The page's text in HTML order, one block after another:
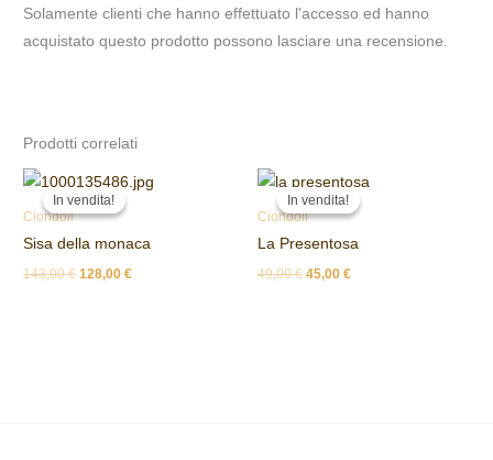
Solamente clienti che hanno effettuato l'accesso ed hanno
acquistato questo prodotto possono lasciare una recensione.
Prodotti correlati
In vendita!
In vendita!
Ciondoli
Sisa della monaca
143,00€
Il
prezzo
originale
143,00 €.
128,00€
Il
prezzo
128,00 €.
In vendita!
In vendita!
Ciondoli
La Presentosa
49,00€
prezzo
originale
49,00 €.
45,00 €
attuale
45,00 €.